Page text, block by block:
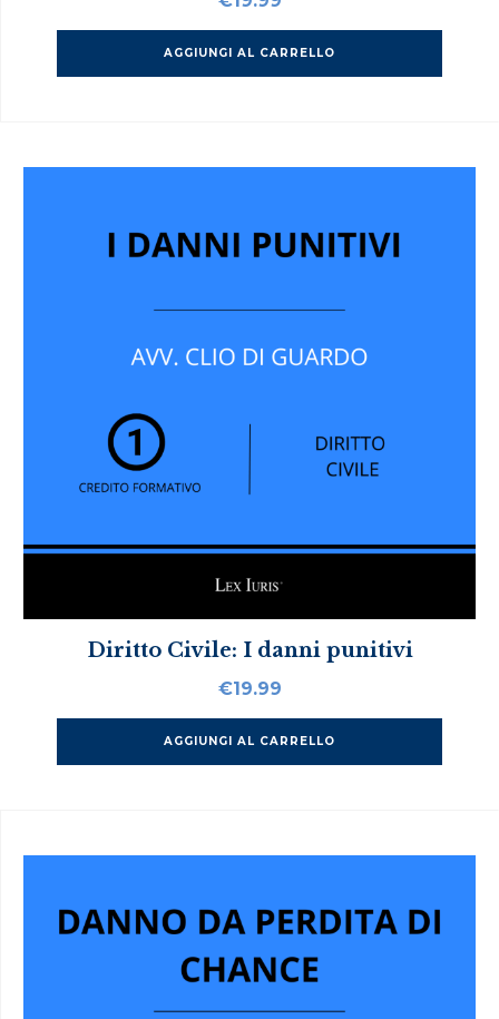
AGGIUNGI AL CARRELLO
Diritto Civile: I danni punitivi
€19.99
AGGIUNGI AL CARRELLO